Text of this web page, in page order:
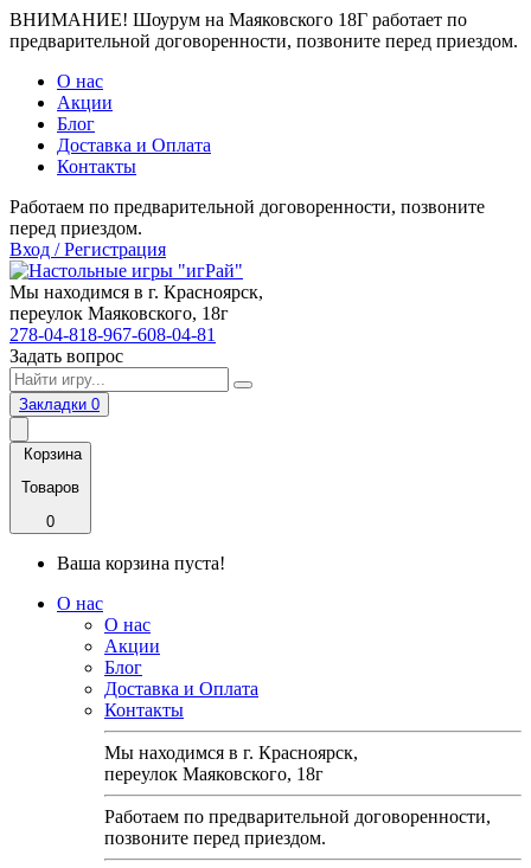
ВНИМАНИЕ! Шоурум на Маяковского 18Г работает по
предварительной договоренности, позвоните перед приездом.
О нас
Акции
Блог
Доставка и Оплата
Контакты
Работаем по предварительной договоренности, позвоните
перед приездом.
Вход / Регистрация
Мы находимся в г. Красноярск,
переулок Маяковского, 18г
278-04-818-967-608-04-81
Задать вопрос
Закладки 0
Корзина
Товаров
0
Ваша корзина пуста!
О нас
О нас
Акции
Блог
Доставка и Оплата
Контакты
Мы находимся в г. Красноярск,
переулок Маяковского, 18г
Работаем по предварительной договоренности,
позвоните перед приездом.